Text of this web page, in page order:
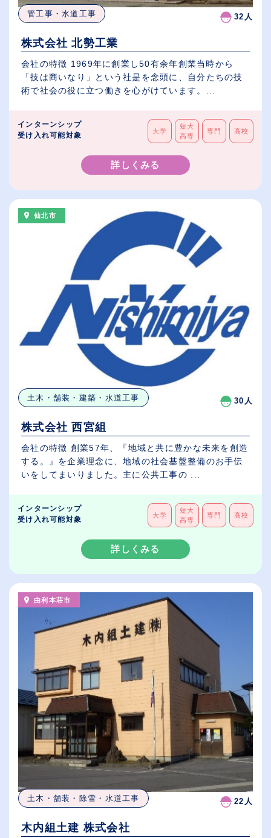
管工事・水道工事 32人
株式会社 北勢工業
会社の特徴 1969年に創業し50有余年創業当時から
「技は商いなり」という社是を念頭に、自分たちの技
術で社会の役に立つ働きを心がけています。...
インターンシップ
受け入れ可能対象
大学
短大
高専
専門 高校
詳しくみる
仙北市
土木・舗装・建築・水道工事 30人
株式会社 西宮組
会社の特徴 創業57年、『地域と共に豊かな未来を創造
する。』を企業理念に、地域の社会基盤整備のお手伝
いをしてまいりました。主に公共工事の ...
インターンシップ
受け入れ可能対象
大学
短大
高専
専門 高校
詳しくみる
由利本荘市
土木・舗装・除雪・水道工事 22人
木内組土建 株式会社